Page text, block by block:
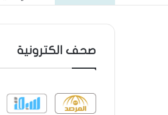
صحف الكترونية